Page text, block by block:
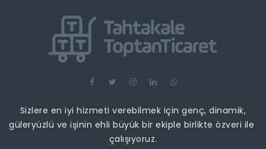
Sizlere en iyi hizmeti verebilmek için genç, dinamik,
güleryüzlü ve işinin ehli büyük bir ekiple birlikte özveri ile
çalışıyoruz.